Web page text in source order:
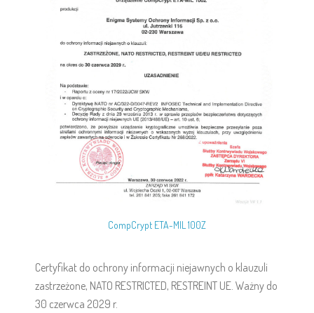
CompCrypt ETA-MIL 100Z
Certyfikat do ochrony informacji niejawnych o klauzuli
zastrzeżone, NATO RESTRICTED, RESTREINT UE. Ważny do
30 czerwca 2029 r.